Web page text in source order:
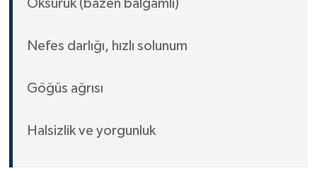
Öksürük (bazen balgamlı)
Nefes darlığı, hızlı solunum
Göğüs ağrısı
Halsizlik ve yorgunluk